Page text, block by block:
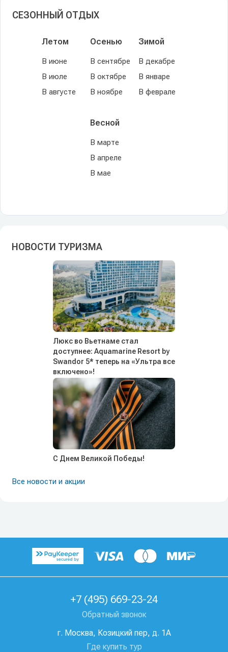
СЕЗОННЫЙ ОТДЫХ
Летом
В июне
В июле
В августе
Осенью
В сентябре
В октябре
В ноябре
Зимой
В декабре
В январе
В феврале
Весной
В марте
В апреле
В мае
НОВОСТИ ТУРИЗМА
Люкс во Вьетнаме стал
доступнее: Aquamarine Resort by
Swandor 5* теперь на «Ультра все
включено»!
С Днем Великой Победы!
Все новости и акции
+7 (495) 669-23-24
Обратный звонок
г. Москва, Козицкий пер, д. 1А
Где купить тур